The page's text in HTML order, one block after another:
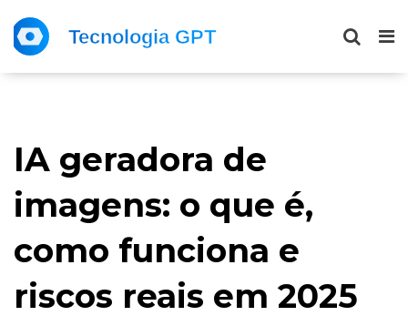
IA geradora de
imagens: o que é,
como funciona e
riscos reais em 2025